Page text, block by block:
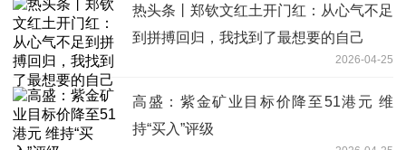
热头条丨郑钦文红土开门红：从心气不足
到拼搏回归，我找到了最想要的自己
2026-04-25
高盛：紫金矿业目标价降至51港元 维
持“买入”评级